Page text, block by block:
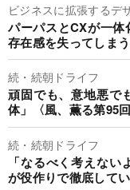
ビジネスに拡張するデ
パーパスとCXが一
存在感を失ってしま
続・続朝ドライフ
頑固でも、意地悪で
体」〈風、薫る第95回
続・続朝ドライフ
「なるべく考えな
が役作りで徹底して